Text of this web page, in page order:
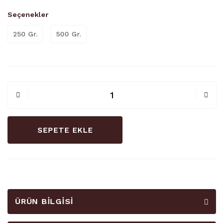
Seçenekler
250 Gr. 500 Gr.
SEPETE EKLE
ÜRÜN BILGISI